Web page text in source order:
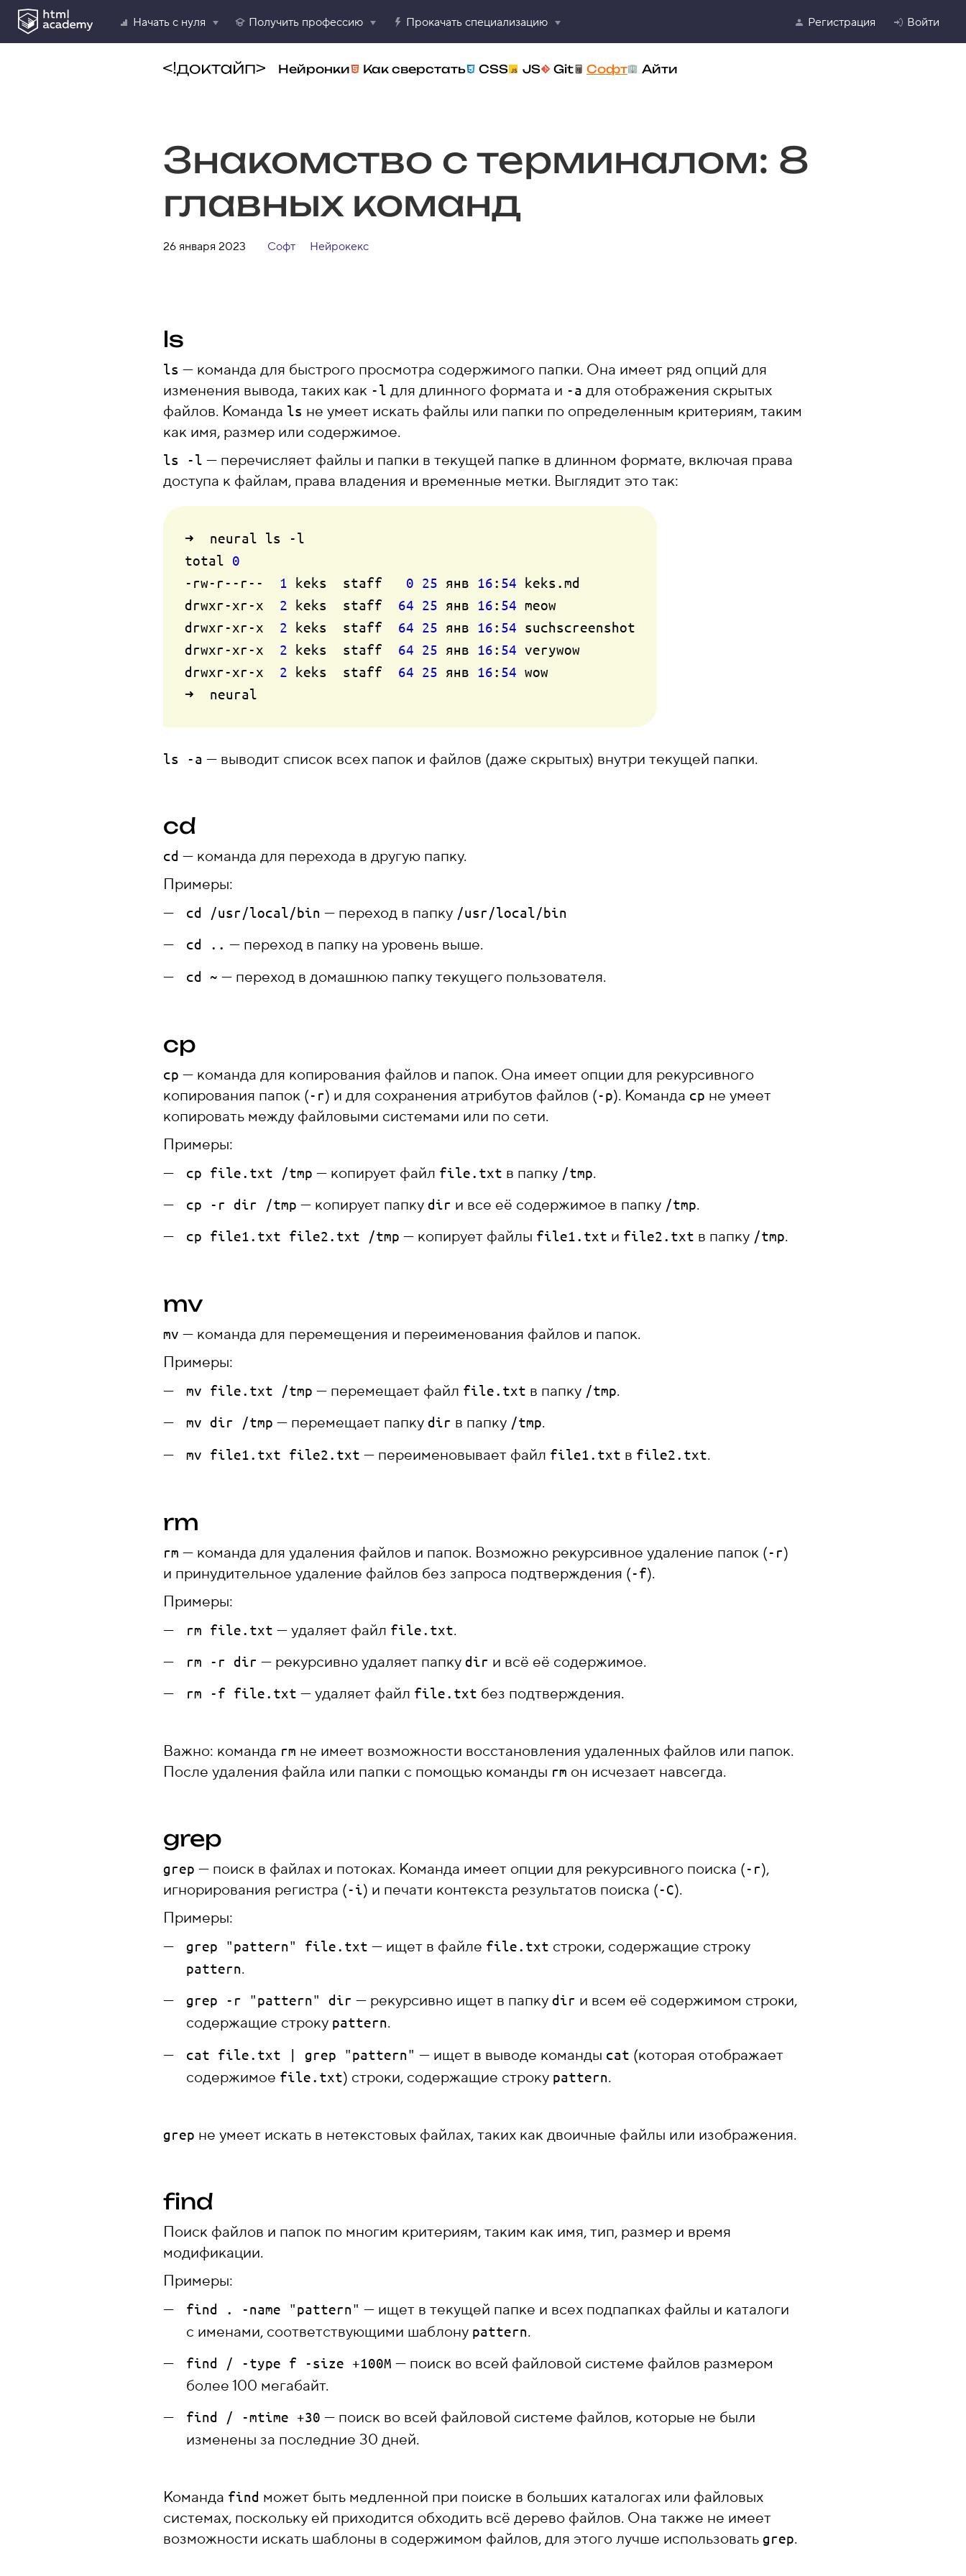
Начать с нуля Получить профессию Прокачать специализацию Регистрация Войти
Нейронки Как сверстать CSS JS Git Софт Айти
Знакомство с терминалом: 8
главных команд
26 января 2023 Софт Нейрокекс
ls
ls — команда для быстрого просмотра содержимого папки. Она имеет ряд опций для
изменения вывода, таких как -l для длинного формата и -a для отображения скрытых
файлов. Команда ls не умеет искать файлы или папки по определенным критериям, таким
как имя, размер или содержимое.
ls -l — перечисляет файлы и папки в текущей папке в длинном формате, включая права
доступа к файлам, права владения и временные метки. Выглядит это так:
➜  neural ls -l
total 0
-rw-r--r-- 1 keks  staff 0 25 янв 16: 54 keks.md
drwxr-xr-x 2 keks  staff 64 25 янв 16: 54 meow
drwxr-xr-x 2 keks  staff 64 25 янв 16: 54 suchscreenshot
drwxr-xr-x 2 keks  staff 64 25 янв 16: 54 verywow
drwxr-xr-x 2 keks  staff 64 25 янв 16: 54 wow
ls -a — выводит список всех папок и файлов (даже скрытых) внутри текущей папки.
cd
cd — команда для перехода в другую папку.
Примеры:
cd /usr/local/bin — переход в папку /usr/local/bin
cd .. — переход в папку на уровень выше.
cd ~ — переход в домашнюю папку текущего пользователя.
cp
cp — команда для копирования файлов и папок. Она имеет опции для рекурсивного
копирования папок (-r) и для сохранения атрибутов файлов (-p). Команда cp не умеет
копировать между файловыми системами или по сети.
Примеры:
cp file.txt /tmp — копирует файл file.txt в папку /tmp.
cp -r dir /tmp — копирует папку dir и все её содержимое в папку /tmp.
cp file1.txt file2.txt /tmp — копирует файлы file1.txt и file2.txt в папку /tmp.
mv
mv — команда для перемещения и переименования файлов и папок.
Примеры:
mv file.txt /tmp — перемещает файл file.txt в папку /tmp.
mv dir /tmp — перемещает папку dir в папку /tmp.
mv file1.txt file2.txt — переименовывает файл file1.txt в file2.txt.
rm
rm — команда для удаления файлов и папок. Возможно рекурсивное удаление папок (-r)
и принудительное удаление файлов без запроса подтверждения (-f).
Примеры:
rm file.txt — удаляет файл file.txt.
rm -r dir — рекурсивно удаляет папку dir и всё её содержимое.
rm -f file.txt — удаляет файл file.txt без подтверждения.
Важно: команда rm не имеет возможности восстановления удаленных файлов или папок.
После удаления файла или папки с помощью команды rm он исчезает навсегда.
grep
grep — поиск в файлах и потоках. Команда имеет опции для рекурсивного поиска (-r),
игнорирования регистра (-i) и печати контекста результатов поиска (-C).
Примеры:
grep "pattern" file.txt — ищет в файле file.txt строки, содержащие строку
pattern.
grep -r "pattern" dir — рекурсивно ищет в папку dir и всем её содержимом строки,
содержащие строку pattern.
cat file.txt | grep "pattern" — ищет в выводе команды cat (которая отображает
содержимое file.txt) строки, содержащие строку pattern.
grep не умеет искать в нетекстовых файлах, таких как двоичные файлы или изображения.
find
Поиск файлов и папок по многим критериям, таким как имя, тип, размер и время
модификации.
Примеры:
find . -name "pattern" — ищет в текущей папке и всех подпапках файлы и каталоги
с именами, соответствующими шаблону pattern.
find / -type f -size +100M — поиск во всей файловой системе файлов размером
более 100 мегабайт.
find / -mtime +30 — поиск во всей файловой системе файлов, которые не были
изменены за последние 30 дней.
Команда find может быть медленной при поиске в больших каталогах или файловых
системах, поскольку ей приходится обходить всё дерево файлов. Она также не имеет
возможности искать шаблоны в содержимом файлов, для этого лучше использовать grep.